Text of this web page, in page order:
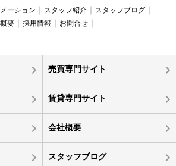
ーション スタッフ紹介
スタッフブログ
要 採用情報
お問合せ
売買専門サイト
賃貸専門サイト
会社概要
スタッフブログ